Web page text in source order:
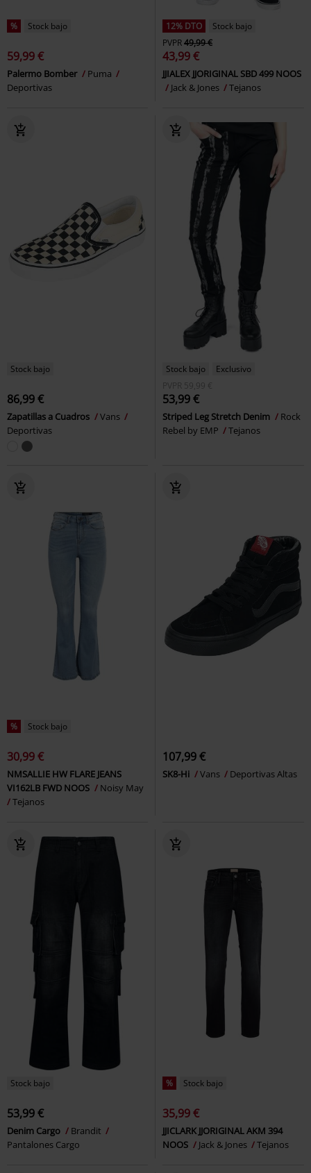
% Stock bajo
59,99 €
Palermo Bomber
Puma
Deportivas
12% DTO
Stock bajo
PVPR49,99 €
43,99 €
JJIALEX JJORIGINAL SBD 499 NOOS
Jack & Jones
Tejanos
Stock bajo
86,99 €
Zapatillas a Cuadros
Vans
Deportivas
Stock bajo
Exclusivo
PVPR
59,99 €
53,99 €
Striped Leg Stretch Denim
Rock
Rebel by EMP
Tejanos
% Stock bajo
30,99 €
NMSALLIE HW FLARE JEANS
VI162LB FWD NOOS
Noisy May
Tejanos
107,99 €
SK8-Hi Vans Deportivas Altas
Stock bajo
53,99 €
Denim Cargo
Brandit
Pantalones Cargo
% Stock bajo
35,99 €
JJICLARK JJORIGINAL AKM 394
NOOS
Jack & Jones Tejanos